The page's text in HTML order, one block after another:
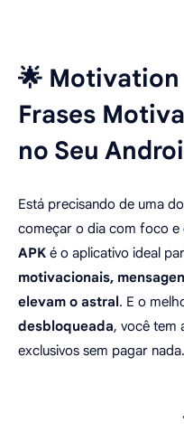
🌟 Motivation
Frases
no Seu
Está precisando de uma
começar o dia com foco e
APK é o aplicativo ideal
motivacionais,
elevam o astral. E o
desbloqueada, você tem
exclusivos sem pagar nada.